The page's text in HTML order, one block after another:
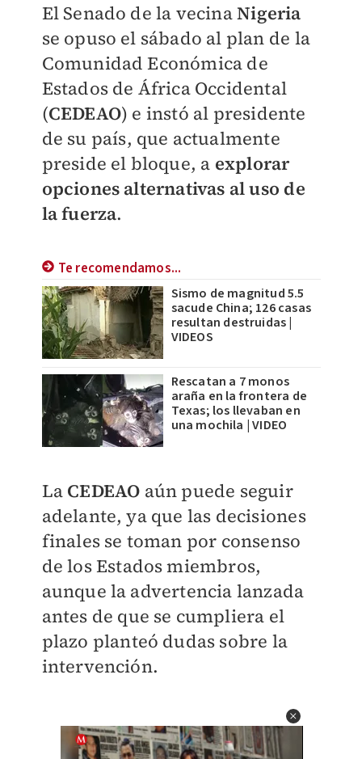
El Senado de la vecinaNigeria
se opuso el sábado al plan de la
Comunidad Económica de
Estados de África Occidental
(CEDEAO) e instó al presidente
de su país, que actualmente
preside el bloque, a explorar
opciones alternativas al uso de
la fuerza.
Te recomendamos...
Sismo de magnitud 5.5
sacude China; 126 casas
resultan destruidas |
VIDEOS
Rescatan a 7 monos
araña en la frontera de
Texas; los llevaban en
una mochila | VIDEO
La CEDEAO aún puede seguir
adelante, ya que las decisiones
finales se toman por consenso
de los Estados miembros,
aunque la advertencia lanzada
antes de que se cumpliera el
plazo planteó dudas sobre la
intervención.